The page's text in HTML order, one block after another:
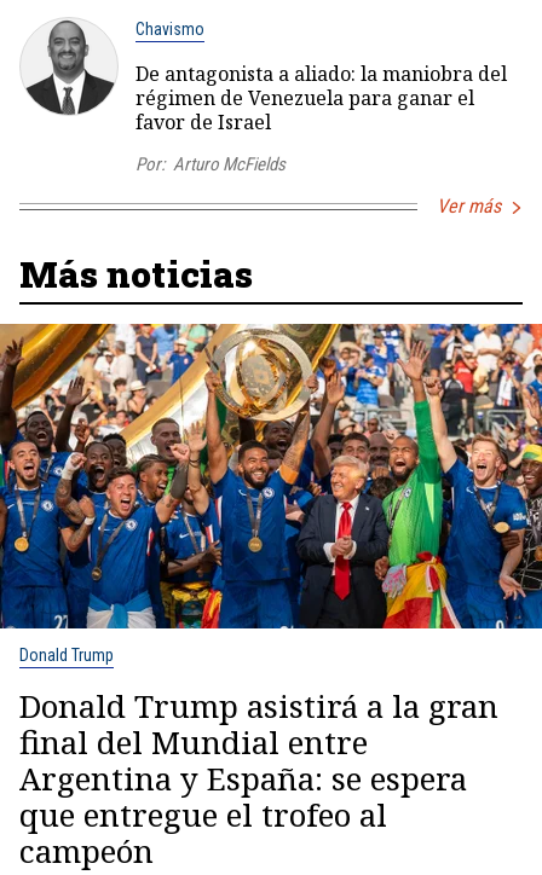
Chavismo
De antagonista a aliado: la maniobra del
régimen de Venezuela para ganar el
favor de Israel
Por: Arturo McFields
Ver más
Más noticias
Donald Trump
Donald Trump asistirá a la gran
final del Mundial entre
Argentina y España: se espera
que entregue el trofeo al
campeón